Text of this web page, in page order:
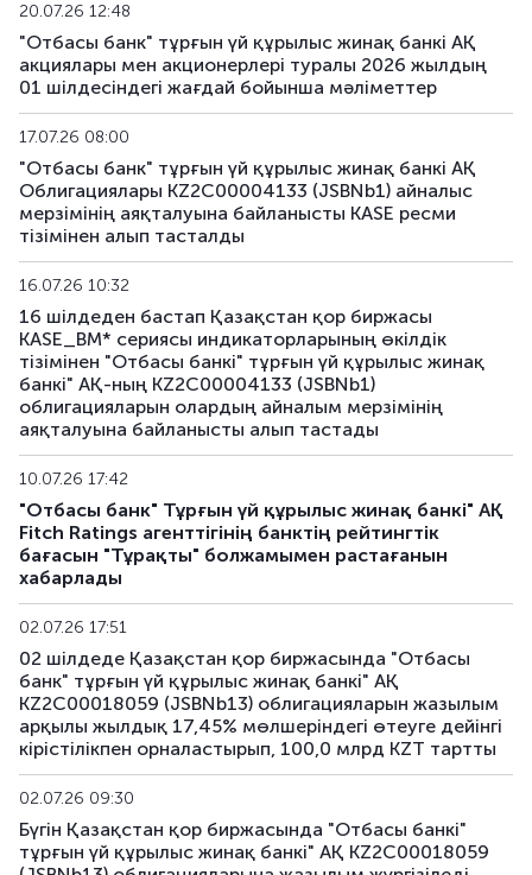
20.07.26 12:48
"Отбасы банк" тұрғын үй құрылыс жинақ банкі АҚ
акциялары мен акционерлері туралы 2026 жылдың
01 шілдесіндегі жағдай бойынша мәліметтер
17.07.26 08:00
"Отбасы банк" тұрғын үй құрылыс жинақ банкі АҚ
Облигациялары KZ2C00004133 (JSBNb1) айналыс
мерзімінің аяқталуына байланысты KASE ресми
тізімінен алып тасталды
16.07.26 10:32
16 шілдеден бастап Қазақстан қор биржасы
KASE_BM* сериясы индикаторларының өкілдік
тізімінен "Отбасы банкі" тұрғын үй құрылыс жинақ
банкі" АҚ-ның KZ2C00004133 (JSBNb1)
облигацияларын олардың айналым мерзімінің
аяқталуына байланысты алып тастады
10.07.26 17:42
"Отбасы банк" Тұрғын үй құрылыс жинақ банкі" АҚ
Fitch Ratings агенттігінің банктің рейтингтік
бағасын "Тұрақты" болжамымен растағанын
хабарлады
02.07.26 17:51
02 шілдеде Қазақстан қор биржасында "Отбасы
банк" тұрғын үй құрылыс жинақ банкі" АҚ
KZ2C00018059 (JSBNb13) облигацияларын жазылым
арқылы жылдық 17,45% мөлшеріндегі өтеуге дейінгі
кірістілікпен орналастырып, 100,0 млрд KZT тартты
02.07.26 09:30
Бүгін Қазақстан қор биржасында "Отбасы банкі"
тұрғын үй құрылыс жинақ банкі" АҚ KZ2C00018059